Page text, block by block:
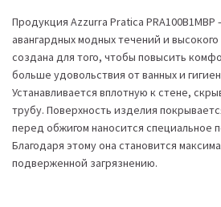
Продукция Azzurra Pratica
авангардных модных течений и
создана для того, чтобы повысить
больше удовольствия от ванных и
Устанавливается вплотную к стене,
трубу. Поверхность изделия
перед обжигом наносится специальное
Благодаря этому она становится
подверженной загрязнению.